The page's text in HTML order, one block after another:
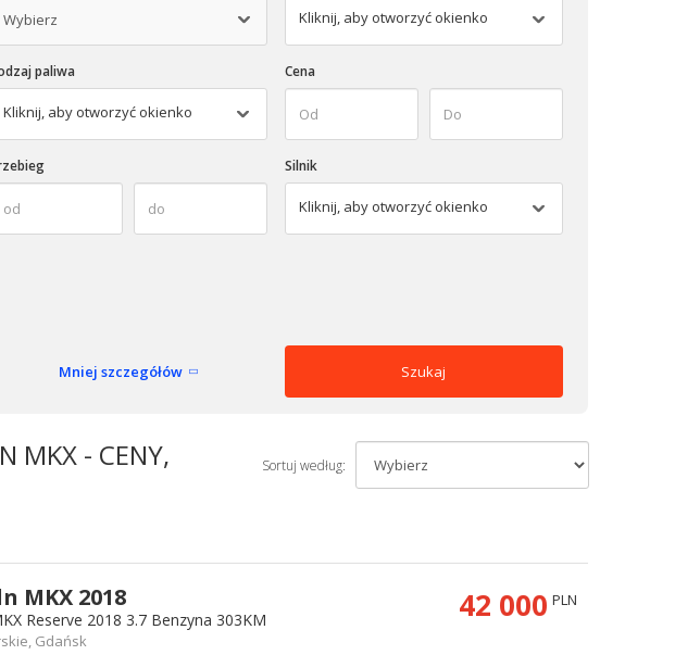
Kliknij, aby otworzyć okienko
paliwa
Kliknij, aby otworzyć okienko
Cena
Silnik
Kliknij, aby otworzyć okienko
Mniej szczegółów Szukaj
MKX - CENY, Sortuj według:
MKX 2018
Reserve 2018 3.7 Benzyna 303KM
Gdańsk
42 000 PLN